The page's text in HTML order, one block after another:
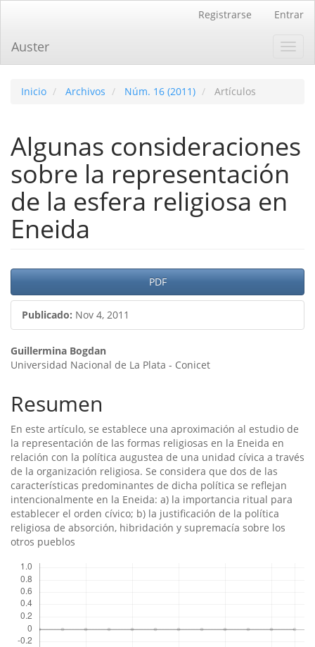
principal
Barra
Registrarse Entrar
Auster
Inicio Archivos Núm. 16 (2011) Artículos
Algunas consideraciones
sobre la representación
de la esfera religiosa en
Eneida
Barra
lateral
del
artículo
PDF
Publicado: Nov 4, 2011
Contenido
principal
del
artículo
Guillermina Bogdan
Universidad Nacional de La Plata - Conicet
Resumen
En este artí­culo, se establece una aproximación al estudio de
la representación de las formas religiosas en la Eneida en
relación con la polí­tica augustea de una unidad cí­vica a través
de la organización religiosa. Se considera que dos de las
caracterí­sticas predominantes de dicha polí­tica se reflejan
intencionalmente en la Eneida: a) la importancia ritual para
establecer el orden cí­vico; b) la justificación de la polí­tica
religiosa de absorción, hibridación y supremací­a sobre los
otros pueblos